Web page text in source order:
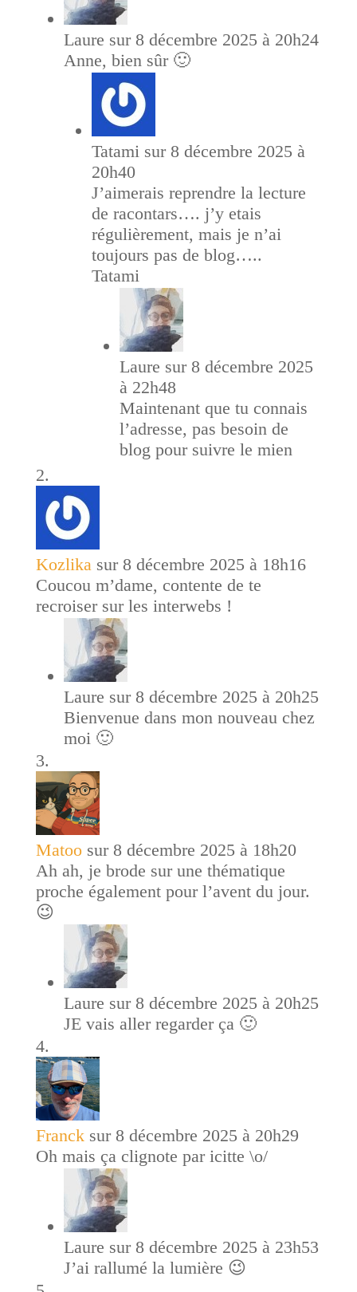
Laure sur 8 décembre 2025 à 20h24
Anne, bien sûr 🙂
Tatami sur 8 décembre 2025 à
20h40
J’aimerais reprendre la lecture
de racontars…. j’y etais
régulièrement, mais je n’ai
toujours pas de blog…..
Tatami
Laure sur 8 décembre 2025
à 22h48
Maintenant que tu connais
l’adresse, pas besoin de
blog pour suivre le mien
Kozlika sur 8 décembre 2025 à 18h16
Coucou m’dame, contente de te
recroiser sur les interwebs !
Laure sur 8 décembre 2025 à 20h25
Bienvenue dans mon nouveau chez
moi 🙂
Matoo sur 8 décembre 2025 à 18h20
Ah ah, je brode sur une thématique
proche également pour l’avent du jour.
😉
Laure sur 8 décembre 2025 à 20h25
JE vais aller regarder ça 🙂
Franck sur 8 décembre 2025 à 20h29
Oh mais ça clignote par icitte \o/
Laure sur 8 décembre 2025 à 23h53
J’ai rallumé la lumière 😉